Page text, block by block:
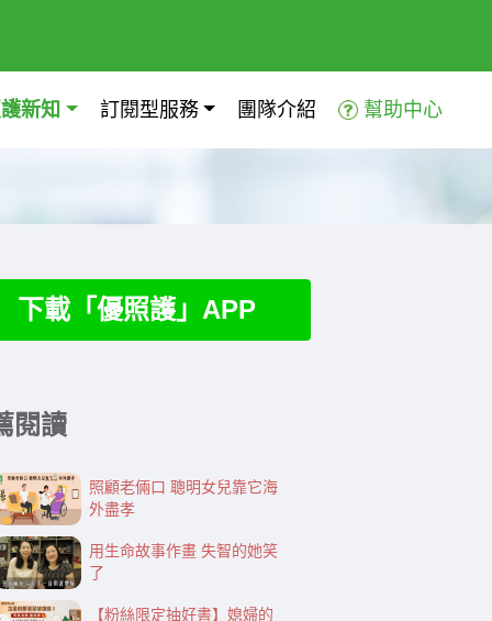
新知 訂閱型服務 團隊介紹 幫助中心
下載「優照護」APP
閱讀
照顧老倆口 聰明女兒靠它海
外盡孝
用生命故事作畫 失智的她笑
了
【粉絲限定抽好書】媳婦的